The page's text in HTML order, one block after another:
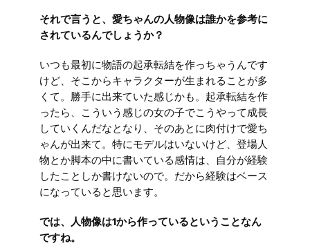
それで言うと、愛ちゃんの人物像は誰かを参考に
されているんでしょうか？
いつも最初に物語の起承転結を作っちゃうんです
けど、そこからキャラクターが生まれることが多
くて。勝手に出来ていた感じかも。起承転結を作
ったら、こういう感じの女の子でこうやって成長
していくんだなとなり、そのあとに肉付けで愛ち
ゃんが出来て。特にモデルはいないけど、登場人
物とか脚本の中に書いている感情は、自分が経験
したことしか書けないので。だから経験はベース
になっていると思います。
では、人物像は1から作っているということなん
ですね。